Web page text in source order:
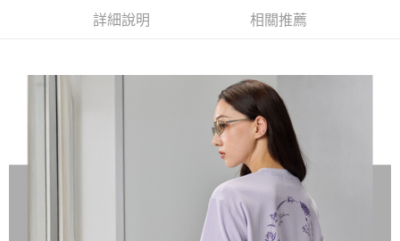
【關於「AFTEE先享後付」】
AFTEE先享後付是「在收到商品之後才付款」的支付方式。 讓您購物簡單
２．便利：只要手機號碼，簡訊認證，即可結帳。
３．安心：先確認商品／服務後，再付款。
１．於結帳方式選擇「AFTEE先享後付」後，將跳轉至「AFTEE先享後付」
結帳頁面，進行簡訊認證並確認金額後，即可完成結帳。
２．訂單成立數日內，您將收到繳費通知簡訊。
３．收到繳費通知簡訊後14天內，點擊此簡訊中的連結，可透過四大超商／
ATM／網路銀行／等多元方式進行付款，方視為交易完成。
※ 請注意：結帳手續完成當下不需立刻繳費，但若您需要取消訂單，請聯絡
每筆NT$120，滿NT$1,500(含以上)免運費
詳細說明 相關推薦